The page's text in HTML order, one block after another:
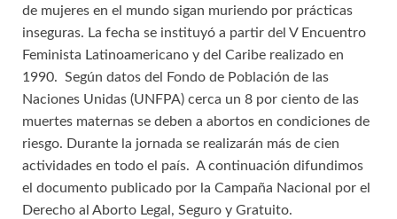
de mujeres en el mundo sigan muriendo por prácticas
inseguras. La fecha se instituyó a partir del V Encuentro
Feminista Latinoamericano y del Caribe realizado en
1990. Según datos del Fondo de Población de las
Naciones Unidas (UNFPA) cerca un 8 por ciento de las
muertes maternas se deben a abortos en condiciones de
riesgo. Durante la jornada se realizarán más de cien
actividades en todo el país. A continuación difundimos
el documento publicado por la Campaña Nacional por el
Derecho al Aborto Legal, Seguro y Gratuito.